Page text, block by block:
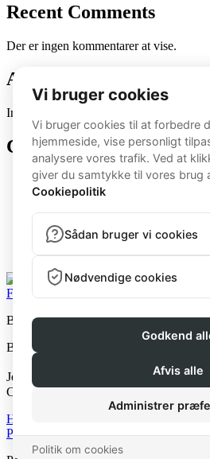
Recent Comments
Der er ingen kommentarer at vise.
Archives
Ingen arkiver at vise.
Categories
5BB
Bootcamp
BootcampM
Kvinde
Mand
Facebook
Beast Fitness v. Jens the Beast
Beast Fitness © 2026
Jens The Beast ApS
CVR: 40268081
Handelsbetingelser
Privatlivspolitik